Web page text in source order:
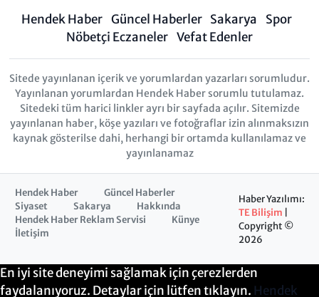
Hendek Haber Güncel Haberler Sakarya
Spor
Nöbetçi Eczaneler Vefat Edenler
Sitede yayınlanan içerik ve yorumlardan yazarları sorumludur.
Yayınlanan yorumlardan Hendek Haber sorumlu tutulamaz.
Sitedeki tüm harici linkler ayrı bir sayfada açılır. Sitemizde
yayınlanan haber, köşe yazıları ve fotoğraflar izin alınmaksızın
kaynak gösterilse dahi, herhangi bir ortamda kullanılamaz ve
yayınlanamaz
Hendek Haber
Güncel Haberler
Siyaset
Sakarya
Hakkında
Hendek Haber Reklam Servisi
Künye
İletişim
Haber Yazılımı:
TE Bilişim
Copyright ©
2026
En iyi site deneyimi sağlamak için çerezlerden
faydalanıyoruz. Detaylar için lütfen tıklayın. Hendek